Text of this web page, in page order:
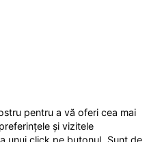
pentru a vă oferi cea mai
și vizitele
unui click pe butonul „Sunt de